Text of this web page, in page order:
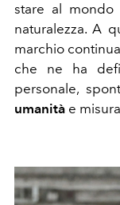
stare al
naturalezza. A
marchio
che ne ha
personale,
umanità e